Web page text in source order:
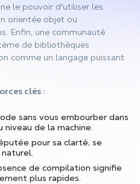
le pouvoir d'utiliser les
orientée objet ou
Enfin, une communauté
de bibliothèques
comme un langage puissant
clés :
sans vous embourber dans
de la machine.
pour sa clarté, se
de compilation signifie
plus rapides.